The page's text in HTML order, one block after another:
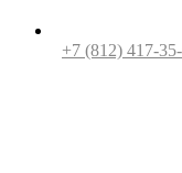
+7 (812) 417-